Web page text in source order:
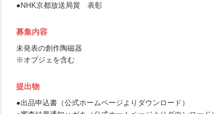
●NHK京都放送局賞 表彰
募集内容
未発表の創作陶磁器
※オブジェを含む
提出物
●出品申込書（公式ホームページよりダウンロード）